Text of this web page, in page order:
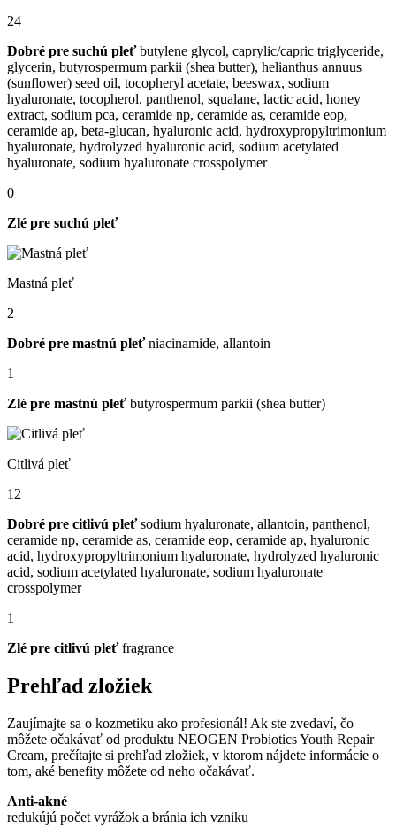
24
Dobré pre suchú pleť butylene glycol, caprylic/​capric triglyceride,
glycerin, butyrospermum parkii (shea butter), helianthus annuus
(sunflower) seed oil, tocopheryl acetate, beeswax, sodium
hyaluronate, tocopherol, panthenol, squalane, lactic acid, honey
extract, sodium pca, ceramide np, ceramide as, ceramide eop,
ceramide ap, beta-glucan, hyaluronic acid, hydroxypropyltrimonium
hyaluronate, hydrolyzed hyaluronic acid, sodium acetylated
hyaluronate, sodium hyaluronate crosspolymer
0
Zlé pre suchú pleť
Mastná pleť
2
Dobré pre mastnú pleť niacinamide, allantoin
1
Zlé pre mastnú pleť butyrospermum parkii (shea butter)
Citlivá pleť
12
Dobré pre citlivú pleť sodium hyaluronate, allantoin, panthenol,
ceramide np, ceramide as, ceramide eop, ceramide ap, hyaluronic
acid, hydroxypropyltrimonium hyaluronate, hydrolyzed hyaluronic
acid, sodium acetylated hyaluronate, sodium hyaluronate
crosspolymer
1
Zlé pre citlivú pleť fragrance
Prehľad zložiek
Zaujímajte sa o kozmetiku ako profesionál! Ak ste zvedaví, čo
môžete očakávať od produktu NEOGEN Probiotics Youth Repair
Cream, prečítajte si prehľad zložiek, v ktorom nájdete informácie o
tom, aké benefity môžete od neho očakávať.
Anti-akné
redukújú počet vyrážok a bránia ich vzniku